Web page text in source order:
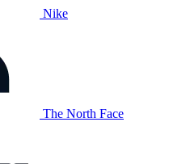
Nike
The North Face